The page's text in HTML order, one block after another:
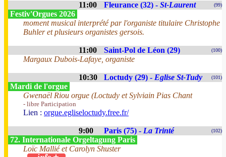
11:00 Fleurance (32) - St-Laurent (99)
Festiv'Orgues 2026
moment musical interprété par l'organiste titulaire Christophe
Buhler et plusieurs organistes gersois.
11:00 Saint-Pol de Léon (29) (100)
Margaux Dubois-Lafaye, organiste
10:30 Loctudy (29) - Eglise St-Tudy (101)
Mardi de l'orgue
Gwenaël Riou orgue (Loctudy et Sylviain Pias Chant
- libre Participation
Lien : orgue.egliseloctudy.free.fr/
9:00 Paris (75) - La Trinté (102)
72. Internationale Orgeltagung Paris
Loïc Mallié et Carolyn Shuster